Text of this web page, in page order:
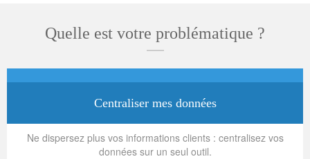
Quelle est votre problématique ?
Centraliser mes données
Ne dispersez plus vos informations clients : centralisez vos
données sur un seul outil.